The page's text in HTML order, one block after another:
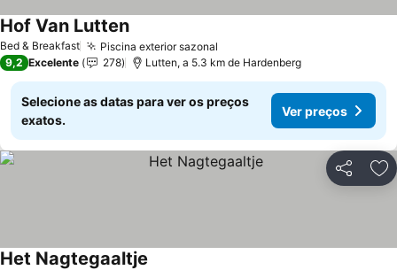
Bed & Breakfast Piscina exterior sazonal
Hof Van Lutten
9,2 Excelente 278 Lutten, a 5.3 km de Hardenberg
Selecione as datas para ver os preços
exatos.
Ver preços
Partilhar
Het Nagtegaaltje